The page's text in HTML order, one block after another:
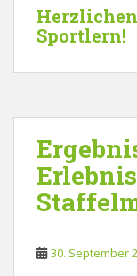
Sportlern!
30. September